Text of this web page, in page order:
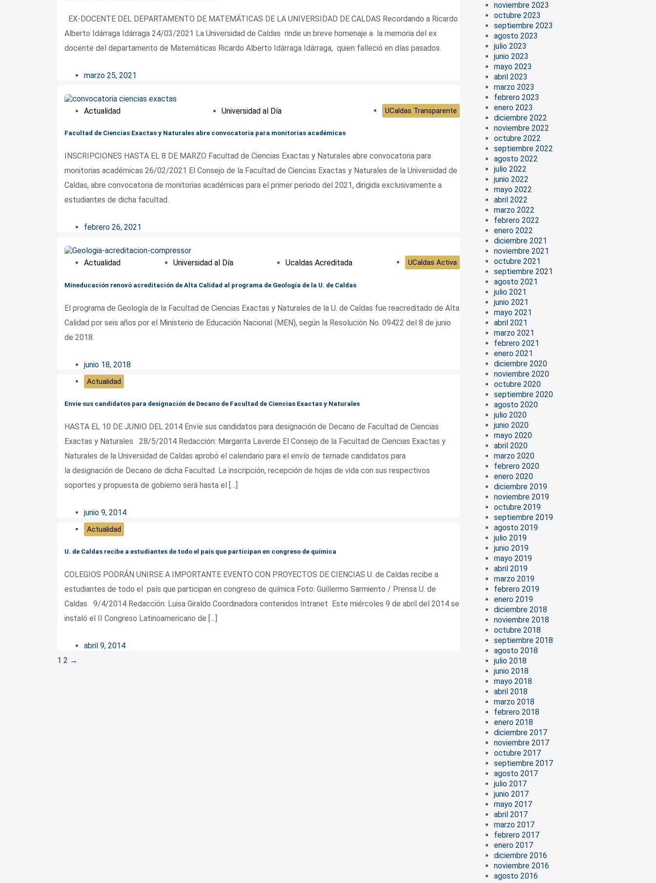
EX-DOCENTE DEL DEPARTAMENTO DE MATEMÁTICAS DE LA UNIVERSIDAD DE CALDAS Recordando a Ricardo
Alberto Idárraga Idárraga 24/03/2021 La Universidad de Caldas rinde un breve homenaje a la memoria del ex
docente del departamento de Matemáticas Ricardo Alberto Idárraga Idárraga, quien falleció en días pasados.
marzo 25, 2021
Actualidad Universidad al Día UCaldas Transparente
Facultad de Ciencias Exactas y Naturales abre convocatoria para monitorias académicas
INSCRIPCIONES HASTA EL 8 DE MARZO Facultad de Ciencias Exactas y Naturales abre convocatoria para
monitorias académicas 26/02/2021 El Consejo de la Facultad de Ciencias Exactas y Naturales de la Universidad de
Caldas, abre convocatoria de monitorias académicas para el primer periodo del 2021, dirigida exclusivamente a
estudiantes de dicha facultad.
febrero 26, 2021
Actualidad Universidad al Día Ucaldas Acreditada UCaldas Activa
Mineducación renovó acreditación de Alta Calidad al programa de Geología de la U. de Caldas
El programa de Geología de la Facultad de Ciencias Exactas y Naturales de la U. de Caldas fue reacreditado de Alta
Calidad por seis años por el Ministerio de Educación Nacional (MEN), según la Resolución No. 09422 del 8 de junio
de 2018.
junio 18, 2018
Actualidad
Envíe sus candidatos para designación de Decano de Facultad de Ciencias Exactas y Naturales
HASTA EL 10 DE JUNIO DEL 2014 Envíe sus candidatos para designación de Decano de Facultad de Ciencias
Exactas y Naturales 28/5/2014 Redacción: Margarita Laverde El Consejo de la Facultad de Ciencias Exactas y
Naturales de la Universidad de Caldas aprobó el calendario para el envío de ternade candidatos para
la designación de Decano de dicha Facultad. La inscripción, recepción de hojas de vida con sus respectivos
soportes y propuesta de gobierno será hasta el […]
junio 9, 2014
Actualidad
U. de Caldas recibe a estudiantes de todo el país que participan en congreso de química
COLEGIOS PODRÁN UNIRSE A IMPORTANTE EVENTO CON PROYECTOS DE CIENCIAS U. de Caldas recibe a
estudiantes de todo el país que participan en congreso de química Foto: Guillermo Sarmiento / Prensa U. de
Caldas 9/4/2014 Redacción: Luisa Giraldo Coordinadora contenidos Intranet Este miércoles 9 de abril del 2014 se
instaló el II Congreso Latinoamericano de […]
abril 9, 2014
Posts
1 2 →
noviembre 2023
octubre 2023
septiembre 2023
agosto 2023
julio 2023
junio 2023
mayo 2023
abril 2023
marzo 2023
febrero 2023
enero 2023
diciembre 2022
noviembre 2022
octubre 2022
septiembre 2022
agosto 2022
julio 2022
junio 2022
mayo 2022
abril 2022
marzo 2022
febrero 2022
enero 2022
diciembre 2021
noviembre 2021
octubre 2021
septiembre 2021
agosto 2021
julio 2021
junio 2021
mayo 2021
abril 2021
marzo 2021
febrero 2021
enero 2021
diciembre 2020
noviembre 2020
octubre 2020
septiembre 2020
agosto 2020
julio 2020
junio 2020
mayo 2020
abril 2020
marzo 2020
febrero 2020
enero 2020
diciembre 2019
noviembre 2019
octubre 2019
septiembre 2019
agosto 2019
julio 2019
junio 2019
mayo 2019
abril 2019
marzo 2019
febrero 2019
enero 2019
diciembre 2018
noviembre 2018
octubre 2018
septiembre 2018
agosto 2018
julio 2018
junio 2018
mayo 2018
abril 2018
marzo 2018
febrero 2018
enero 2018
diciembre 2017
noviembre 2017
octubre 2017
septiembre 2017
agosto 2017
julio 2017
junio 2017
mayo 2017
abril 2017
marzo 2017
febrero 2017
enero 2017
diciembre 2016
noviembre 2016
agosto 2016